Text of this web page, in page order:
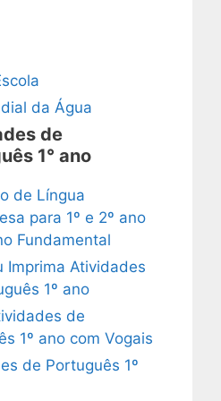
da Água
de
1° ano
de Língua
para 1º e 2º ano
Fundamental
Imprima Atividades
1º ano
de
1º ano com Vogais
de Português 1º